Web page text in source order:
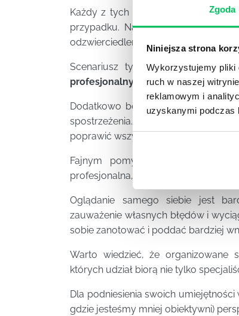
Zgoda
Niniejsza strona
Wykorzystujemy pliki
ruch w naszej
reklamowym i
uzyskanymi podczas
Każdy z tych sposobów ma swoją
przypadku. Najważniejsze jest
odzwierciedlenie w realnym życiu,
Scenariusz tylko wtedy
profesjonalny negocjator, który
Dodatkowo będzie on doskonałym
spostrzeżenia. Po zakończeniu
poprawić wszystkie ewentualne błędy.
Fajnym pomysłem jest również
profesjonalna, ważne by dobrze było
Oglądanie samego siebie jest
zauważenie własnych błędów i
sobie zanotować i poddać bardziej
Warto wiedzieć, że organizowane
których udział biorą nie tylko
Dla podniesienia swoich
gdzie jesteśmy mniej obiektywni)